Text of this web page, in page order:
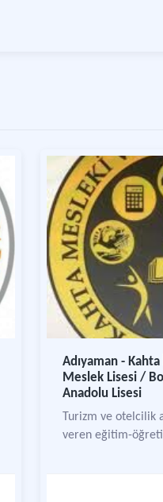
Adıyaman -
Meslek Lisesi /
Anadolu Lisesi
Turizm ve otelcilik
veren eğitim-